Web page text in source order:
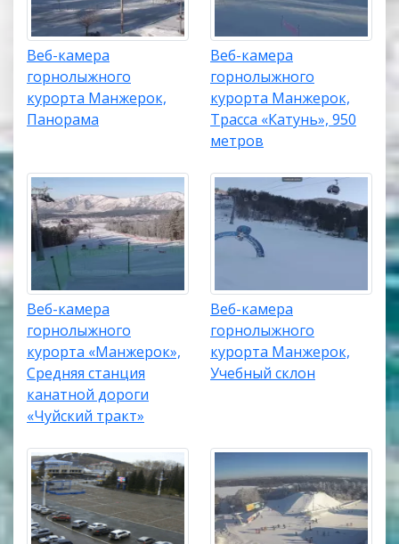
Веб-камера
горнолыжного
курорта Манжерок,
Панорама
Веб-камера
горнолыжного
курорта Манжерок,
Трасса «Катунь», 950
метров
Веб-камера
горнолыжного
курорта «Манжерок»,
Средняя станция
канатной дороги
«Чуйский тракт»
Веб-камера
горнолыжного
курорта Манжерок,
Учебный склон